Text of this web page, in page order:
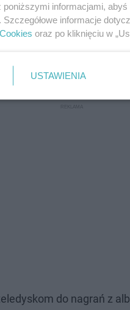
do nagrań z
poniższymi informacjami,
Szczegółowe informacje
Cookies oraz po kliknięciu w
USTAWIENIA